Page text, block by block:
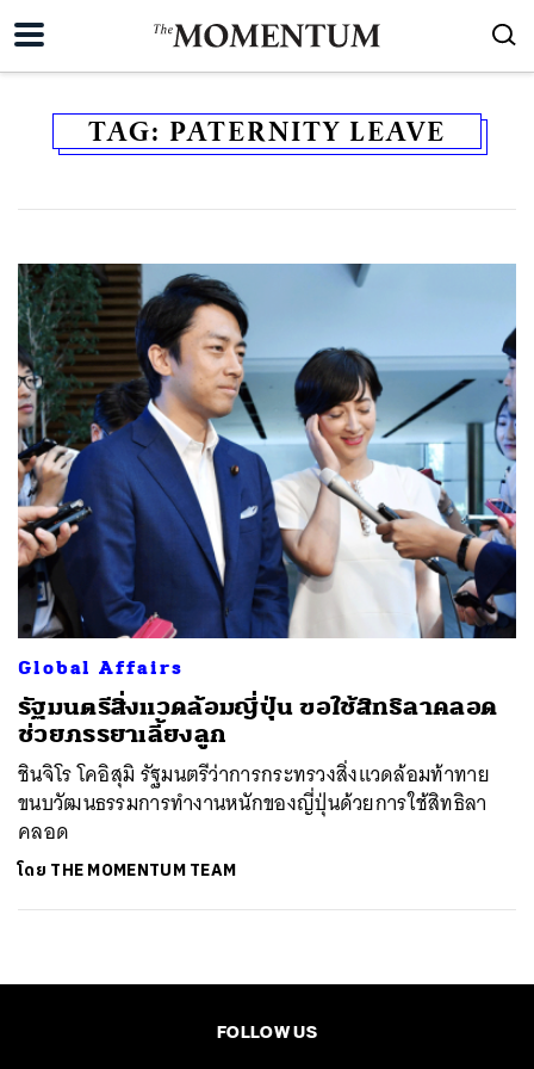
TAG: PATERNITY LEAVE
Global Affairs
รัฐมนตรีสิ่งแวดล้อมญี่ปุ่น ขอใช้สิทธิลาคลอด
ช่วยภรรยาเลี้ยงลูก
ชินจิโร โคอิสุมิ รัฐมนตรีว่าการกระทรวงสิ่งแวดล้อมท้าทาย
ขนบวัฒนธรรมการทำงานหนักของญี่ปุ่นด้วยการใช้สิทธิลา
คลอด
โดย THE MOMENTUM TEAM
FOLLOW US
ค้นหา
SHARE TWEET LINE EMAIL